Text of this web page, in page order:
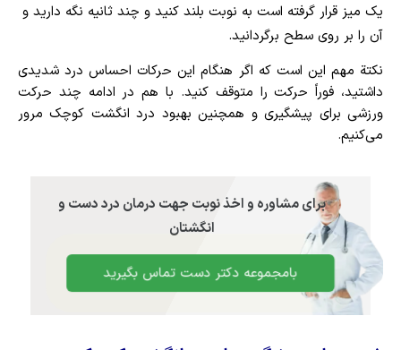
یک میز قرار گرفته است به نوبت بلند کنید و چند ثانیه نگه دارید و
آن را بر روی سطح برگردانید.
نکتة مهم این است که اگر هنگام این حرکات احساس درد شدیدی
داشتید، فوراً حرکت را متوقف کنید. با هم در ادامه چند حرکت
ورزشی برای پیشگیری و همچنین بهبود درد انگشت کوچک مرور
می‌کنیم.
برای مشاوره و اخذ نوبت جهت درمان درد دست و
انگشتان
بامجموعه دکتر دست تماس بگیرید